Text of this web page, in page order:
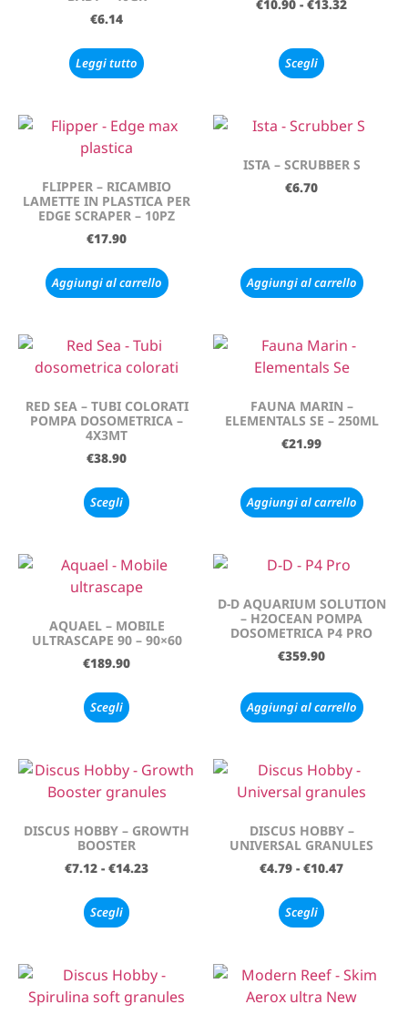
€6.14
Leggi tutto
€10.90 - €13.32
Scegli
FLIPPER – RICAMBIO
LAMETTE IN PLASTICA PER
EDGE SCRAPER – 10PZ
€17.90
Aggiungi al carrello
ISTA – SCRUBBER S
€6.70
Aggiungi al carrello
RED SEA – TUBI COLORATI
POMPA DOSOMETRICA –
4X3MT
€38.90
Scegli
FAUNA MARIN –
ELEMENTALS SE – 250ML
€21.99
Aggiungi al carrello
AQUAEL – MOBILE
ULTRASCAPE 90 – 90×60
€189.90
Scegli
D-D AQUARIUM SOLUTION
– H2OCEAN POMPA
DOSOMETRICA P4 PRO
€359.90
Aggiungi al carrello
DISCUS HOBBY – GROWTH
BOOSTER
€7.12 - €14.23
Scegli
DISCUS HOBBY –
UNIVERSAL GRANULES
€4.79 - €10.47
Scegli